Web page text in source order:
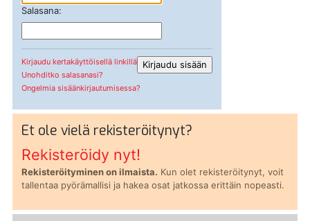
Salasana:
Kirjaudu kertakäyttöisellä linkillä
Unohditko salasanasi?
Ongelmia sisäänkirjautumisessa?
Et ole vielä rekisteröitynyt?
Rekisteröidy nyt!
Rekisteröityminen on ilmaista. Kun olet rekisteröitynyt, voit
tallentaa pyörämallisi ja hakea osat jatkossa erittäin nopeasti.